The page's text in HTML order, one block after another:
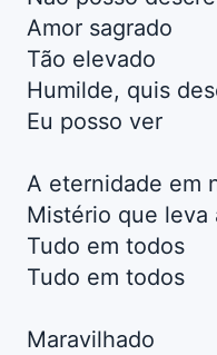
Amor sagrado
Tão elevado
Humilde, quis
Eu posso ver
A eternidade em
Mistério que leva
Tudo em todos
Tudo em todos
Maravilhado